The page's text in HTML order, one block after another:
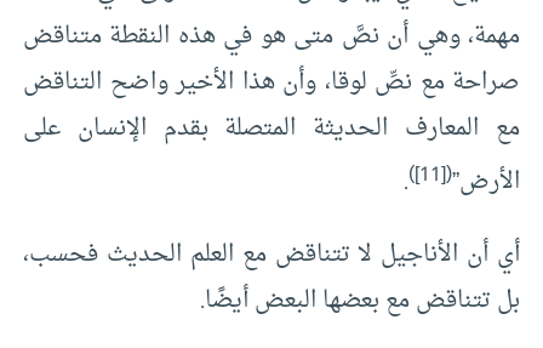
مهمة، وهي أن نصَّ متى هو في هذه النقطة متناقض
صراحة مع نصِّ لوقا، وأن هذا الأخير واضح التناقض
مع المعارف الحديثة المتصلة بقدم الإنسان على
الأرض”(
[11]
)
.
أي أن الأناجيل لا تتناقض مع العلم الحديث فحسب،
بل تتناقض مع بعضها البعض أيضًا.